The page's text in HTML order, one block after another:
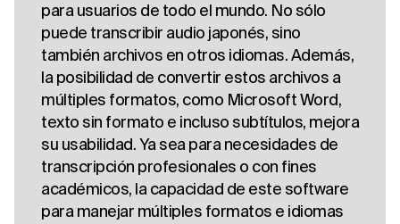
para usuarios de todo el mundo. No sólo
puede transcribir audio japonés, sino
también archivos en otros idiomas. Además,
la posibilidad de convertir estos archivos a
múltiples formatos, como Microsoft Word,
texto sin formato e incluso subtítulos, mejora
su usabilidad. Ya sea para necesidades de
transcripción profesionales o con fines
académicos, la capacidad de este software
para manejar múltiples formatos e idiomas